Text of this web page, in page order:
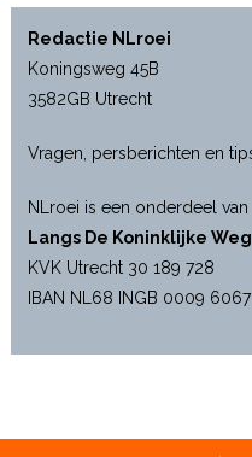
Redactie NLroei
Koningsweg 45B
3582GB Utrecht
Vragen, persberichten en
NLroei is een onderdeel van
Langs De Koninklijke Weg
KVK Utrecht 30 189 728
IBAN NL68 INGB 0009